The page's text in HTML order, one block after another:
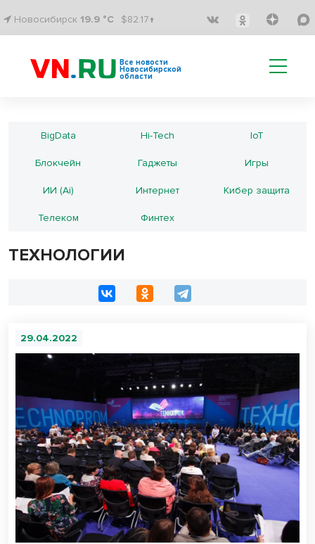
Новосибирск 19.9 °C $82.17↑
Все новости
Новосибирской
области
BigData Hi-Teсh IoT
Блокчейн Гаджеты Игры
ИИ (Ai) Интернет Кибер защита
Телеком Финтех
ТЕХНОЛОГИИ
29.04.2022